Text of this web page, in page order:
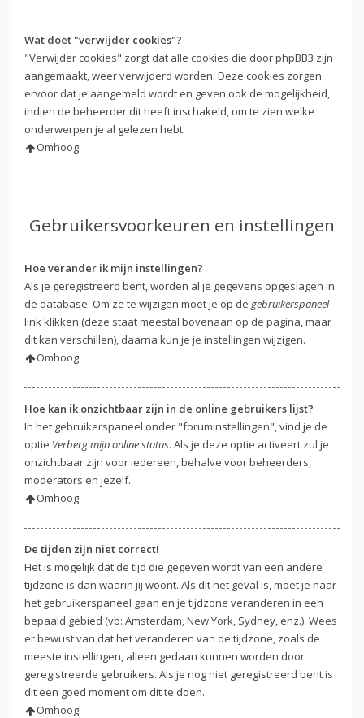
Wat doet "verwijder cookies"?
"Verwijder cookies" zorgt dat alle cookies die door phpBB3 zijn
aangemaakt, weer verwijderd worden. Deze cookies zorgen
ervoor dat je aangemeld wordt en geven ook de mogelijkheid,
indien de beheerder dit heeft inschakeld, om te zien welke
onderwerpen je al gelezen hebt.
Omhoog
Gebruikersvoorkeuren en instellingen
Hoe verander ik mijn instellingen?
Als je geregistreerd bent, worden al je gegevens opgeslagen in
de database. Om ze te wijzigen moet je op de gebruikerspaneel
link klikken (deze staat meestal bovenaan op de pagina, maar
dit kan verschillen), daarna kun je je instellingen wijzigen.
Omhoog
Hoe kan ik onzichtbaar zijn in de online gebruikers lijst?
In het gebruikerspaneel onder "foruminstellingen", vind je de
optie Verberg mijn online status. Als je deze optie activeert zul je
onzichtbaar zijn voor iedereen, behalve voor beheerders,
moderators en jezelf.
Omhoog
De tijden zijn niet correct!
Het is mogelijk dat de tijd die gegeven wordt van een andere
tijdzone is dan waarin jij woont. Als dit het geval is, moet je naar
het gebruikerspaneel gaan en je tijdzone veranderen in een
bepaald gebied (vb: Amsterdam, New York, Sydney, enz.). Wees
er bewust van dat het veranderen van de tijdzone, zoals de
meeste instellingen, alleen gedaan kunnen worden door
geregistreerde gebruikers. Als je nog niet geregistreerd bent is
dit een goed moment om dit te doen.
Omhoog